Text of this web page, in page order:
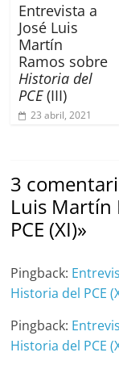
Entrevista a
José Luis
Martín
Ramos sobre
Historia del
PCE(III)
23 abril, 2021
3
Luis Martín
PCE (XI)»
Pingback:
Historia del PCE
Pingback:
Historia del PCE